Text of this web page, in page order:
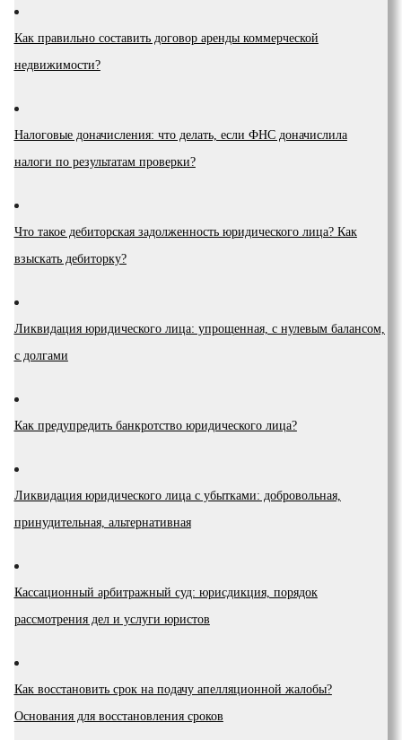
Как правильно составить договор аренды коммерческой
недвижимости?
Налоговые доначисления: что делать, если ФНС доначислила
налоги по результатам проверки?
Что такое дебиторская задолженность юридического лица? Как
взыскать дебиторку?
Ликвидация юридического лица: упрощенная, с нулевым балансом,
с долгами
Как предупредить банкротство юридического лица?
Ликвидация юридического лица с убытками: добровольная,
принудительная, альтернативная
Кассационный арбитражный суд: юрисдикция, порядок
рассмотрения дел и услуги юристов
Как восстановить срок на подачу апелляционной жалобы?
Основания для восстановления сроков